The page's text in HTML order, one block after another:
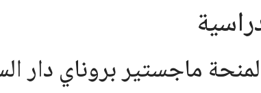
بروناي دار السلام